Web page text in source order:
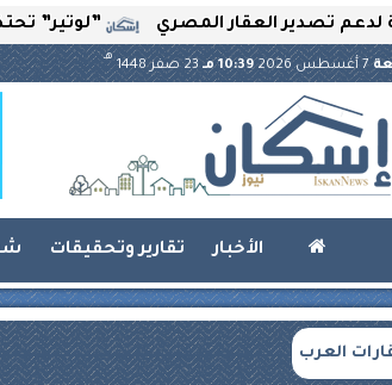
”لوتير” تحتضن
7 أغسطس 2026 10:39 مـ 23 صفر 1448
هـ
الأخبار تقارير وتحقيقات
العرب